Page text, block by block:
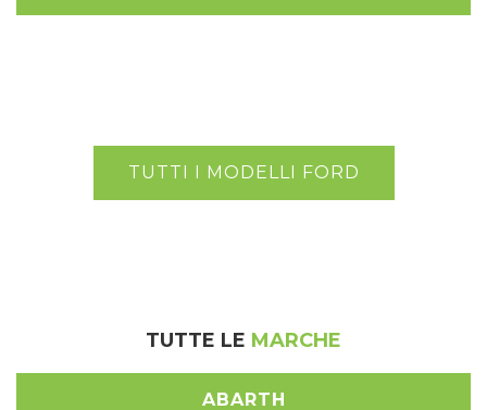
TUTTI I MODELLI FORD
TUTTE LE MARCHE
ABARTH